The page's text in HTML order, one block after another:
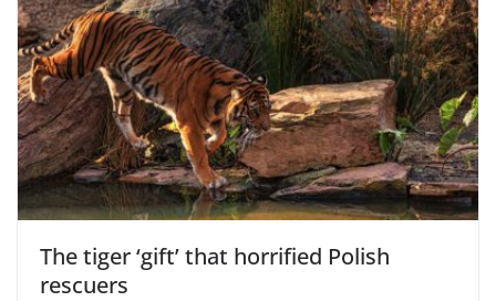
The tiger ‘gift’ that horrified Polish
rescuers